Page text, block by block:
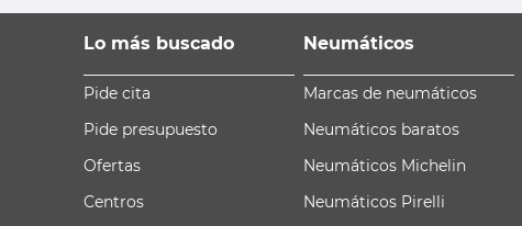
Lo más buscado
Pide cita
Pide presupuesto
Ofertas
Centros
Neumáticos
Marcas de neumáticos
Neumáticos baratos
Neumáticos Michelin
Neumáticos Pirelli